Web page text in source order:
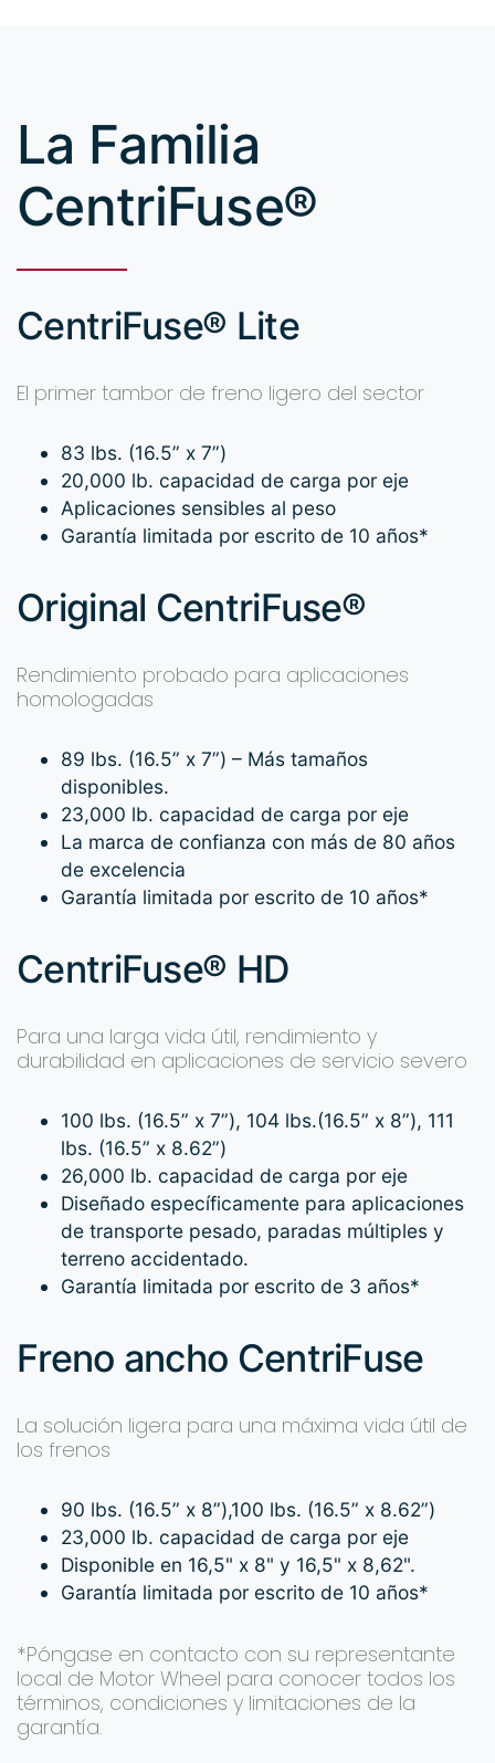
La Familia
CentriFuse®
CentriFuse® Lite
El primer tambor de freno ligero del sector
83 lbs. (16.5” x 7”)
20,000 lb. capacidad de carga por eje
Aplicaciones sensibles al peso
Garantía limitada por escrito de 10 años*
Original CentriFuse®
Rendimiento probado para aplicaciones
homologadas
89 lbs. (16.5” x 7”) – Más tamaños
disponibles.
23,000 lb. capacidad de carga por eje
La marca de confianza con más de 80 años
de excelencia
Garantía limitada por escrito de 10 años*
CentriFuse® HD
Para una larga vida útil, rendimiento y
durabilidad en aplicaciones de servicio severo
100 lbs. (16.5” x 7”), 104 lbs.(16.5” x 8”), 111
lbs. (16.5” x 8.62”)
26,000 lb. capacidad de carga por eje
Diseñado específicamente para aplicaciones
de transporte pesado, paradas múltiples y
terreno accidentado.
Garantía limitada por escrito de 3 años*
Freno ancho CentriFuse
La solución ligera para una máxima vida útil de
los frenos
90 lbs. (16.5” x 8”),100 lbs. (16.5” x 8.62”)
23,000 lb. capacidad de carga por eje
Disponible en 16,5" x 8" y 16,5" x 8,62".
Garantía limitada por escrito de 10 años*
*Póngase en contacto con su representante
local de Motor Wheel para conocer todos los
términos, condiciones y limitaciones de la
garantía.